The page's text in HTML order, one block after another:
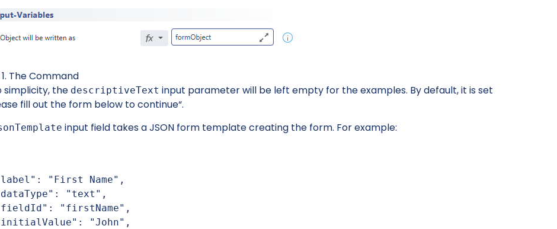
The Command
simplicity, the descriptiveText input parameter will be left empty for the examples. By default, it is set
fill out the form below to continue“.
input field takes a JSON form template creating the form. For example: